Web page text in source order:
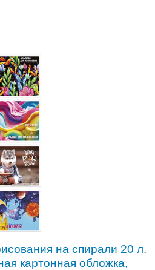
на спирали 20 л.
картонная обложка,